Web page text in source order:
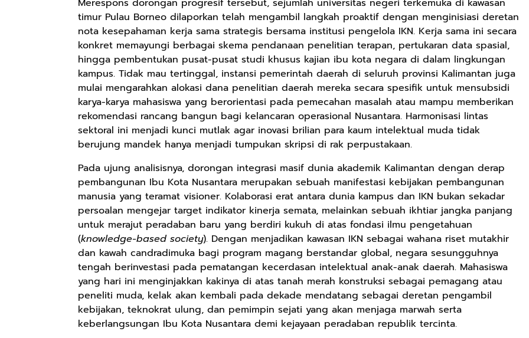
Merespons dorongan progresif tersebut, sejumlah universitas negeri terkemuka di kawasan
timur Pulau Borneo dilaporkan telah mengambil langkah proaktif dengan menginisiasi deretan
nota kesepahaman kerja sama strategis bersama institusi pengelola IKN. Kerja sama ini secara
konkret memayungi berbagai skema pendanaan penelitian terapan, pertukaran data spasial,
hingga pembentukan pusat-pusat studi khusus kajian ibu kota negara di dalam lingkungan
kampus. Tidak mau tertinggal, instansi pemerintah daerah di seluruh provinsi Kalimantan juga
mulai mengarahkan alokasi dana penelitian daerah mereka secara spesifik untuk mensubsidi
karya-karya mahasiswa yang berorientasi pada pemecahan masalah atau mampu memberikan
rekomendasi rancang bangun bagi kelancaran operasional Nusantara. Harmonisasi lintas
sektoral ini menjadi kunci mutlak agar inovasi brilian para kaum intelektual muda tidak
berujung mandek hanya menjadi tumpukan skripsi di rak perpustakaan.
Pada ujung analisisnya, dorongan integrasi masif dunia akademik Kalimantan dengan derap
pembangunan Ibu Kota Nusantara merupakan sebuah manifestasi kebijakan pembangunan
manusia yang teramat visioner. Kolaborasi erat antara dunia kampus dan IKN bukan sekadar
persoalan mengejar target indikator kinerja semata, melainkan sebuah ikhtiar jangka panjang
untuk merajut peradaban baru yang berdiri kukuh di atas fondasi ilmu pengetahuan
(knowledge-based society). Dengan menjadikan kawasan IKN sebagai wahana riset mutakhir
dan kawah candradimuka bagi program magang berstandar global, negara sesungguhnya
tengah berinvestasi pada pematangan kecerdasan intelektual anak-anak daerah. Mahasiswa
yang hari ini menginjakkan kakinya di atas tanah merah konstruksi sebagai pemagang atau
peneliti muda, kelak akan kembali pada dekade mendatang sebagai deretan pengambil
kebijakan, teknokrat ulung, dan pemimpin sejati yang akan menjaga marwah serta
keberlangsungan Ibu Kota Nusantara demi kejayaan peradaban republik tercinta.
Rp98.049
Ebook The
Forest Therapy
ala Dayak:
Healing Wisdom
from the Heart
of Borneor
Google Book
Rp90.576
Ebook Biografi
Teddy Kardin:
The Shadow
Khight |
Google Book
Rp74.092
Eboo Novel
KANTU': Budaya
Suku Dayak
Borneo
Google Book
Rp71.706
Ebook Vescovo
Motociclista –
Kisah Nyata
di Kalimantan
Barat
Rp158.000
Kaos Sastra
Dayak West
Borneo All Size
Anyarmart
Rp2.999.000
Lukisan Sri
Sultan
Hamengkubowono
I dari Kopi Karya
Anyarmart
Rp2.999.000
Lukisan Sri
Sultan
Hamengkubowono
X dari Kopi
Anyarmart
Rp2.989.000
Lukisan Sri
Sultan